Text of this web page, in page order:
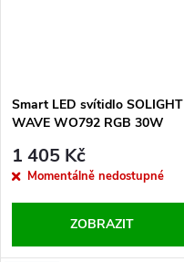
Smart LED svítidlo SOLIGHT
WAVE WO792 RGB 30W
1 405 Kč
Momentálně nedostupné
ZOBRAZIT